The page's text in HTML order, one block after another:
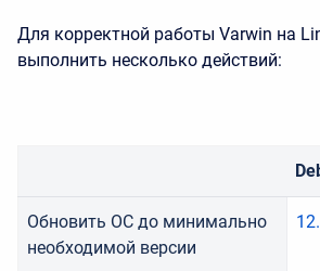
Для корректной работы Varwin на
выполнить несколько действий:
Обновить ОС до минимально
необходимой версии